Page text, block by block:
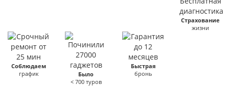
Страхование
жизни
Соблюдаем
график
Было
< 700 туров
Быстрая
бронь